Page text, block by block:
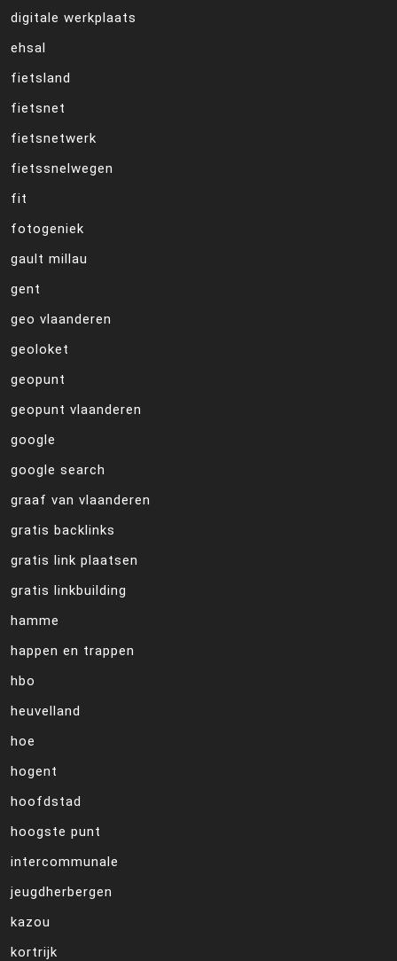
digitale werkplaats
ehsal
fietsland
fietsnet
fietsnetwerk
fietssnelwegen
fit
fotogeniek
gault millau
gent
geo vlaanderen
geoloket
geopunt
geopunt vlaanderen
google
google search
graaf van vlaanderen
gratis backlinks
gratis link plaatsen
gratis linkbuilding
hamme
happen en trappen
hbo
heuvelland
hoe
hogent
hoofdstad
hoogste punt
intercommunale
jeugdherbergen
kazou
kortrijk